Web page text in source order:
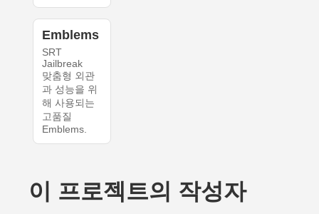
Emblems
SRT
Jailbreak
맞춤형 외관
과 성능을 위
해 사용되는
고품질
Emblems.
이 프로젝트의 작성자